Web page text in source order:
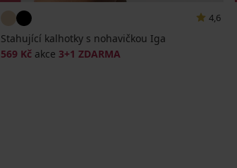
4,6
Stahující kalhotky s nohavičkou Iga
569 Kč akce 3+1 ZDARMA